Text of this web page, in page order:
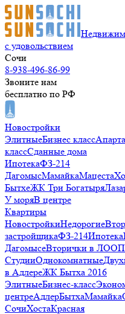
с удовольствием
Сочи
8-938-496-86-99
Звоните нам
бесплатно по РФ
Новостройки
ЭлитныеБизнес класс
классСданные дома
ИпотекаФЗ-214
ДагомысМамайкаМацеста
БытхеЖК Три Богатыря
У моряВ центре
Квартиры
НовостройкиНедорогие
застройщикаФЗ-214Ипотека
ДагомысеВторички в ЛОО
СтудииОднокомнатные
в АдлереЖК Бытха 2016
ЭлитныеБизнес-класс
центреАдлерБытхаМамайка
СочиХостаКрасная